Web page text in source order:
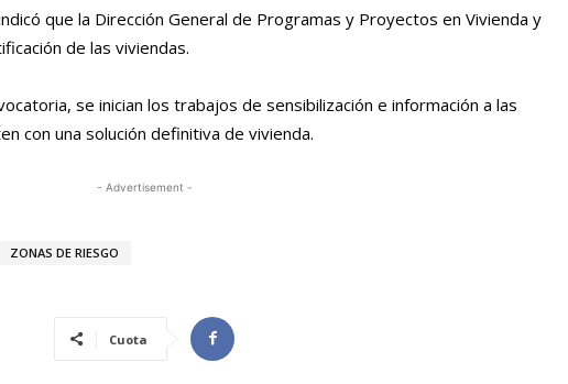
que la Dirección General de Programas y Proyectos en Vivienda y
de las viviendas.
se inician los trabajos de sensibilización e información a las
con una solución definitiva de vivienda.
- Advertisement -
ZONAS DE RIESGO
Cuota